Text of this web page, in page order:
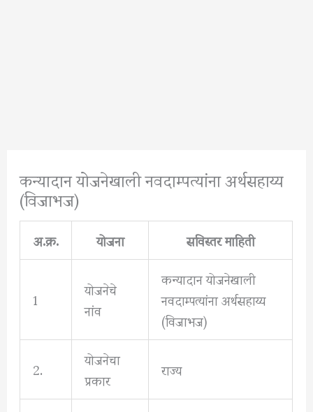
कन्यादान योजनेखाली नवदाम्पत्यांना अर्थसहाय्य
(विजाभज)
अ.क्र. योजना
सविस्तर माहिती
1
योजनेचे
नांव
कन्यादान योजनेखाली
नवदाम्पत्यांना अर्थसहाय्य
(विजाभज)
2.
योजनेचा
प्रकार राज्य